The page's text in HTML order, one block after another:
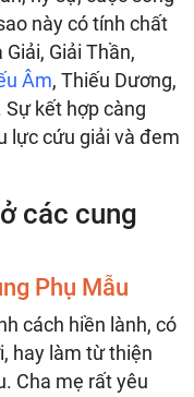
này có tính chất
Giải Thần,
Âm, Thiếu Dương,
Sự kết hợp càng
lực cứu giải và đem
các cung
Phụ Mẫu
cách hiền lành, có
hay làm từ thiện
Cha mẹ rất yêu